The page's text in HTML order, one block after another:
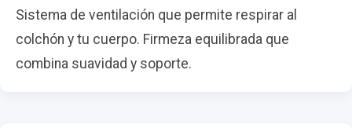
Sistema de ventilación que permite respirar al
colchón y tu cuerpo. Firmeza equilibrada que
combina suavidad y soporte.